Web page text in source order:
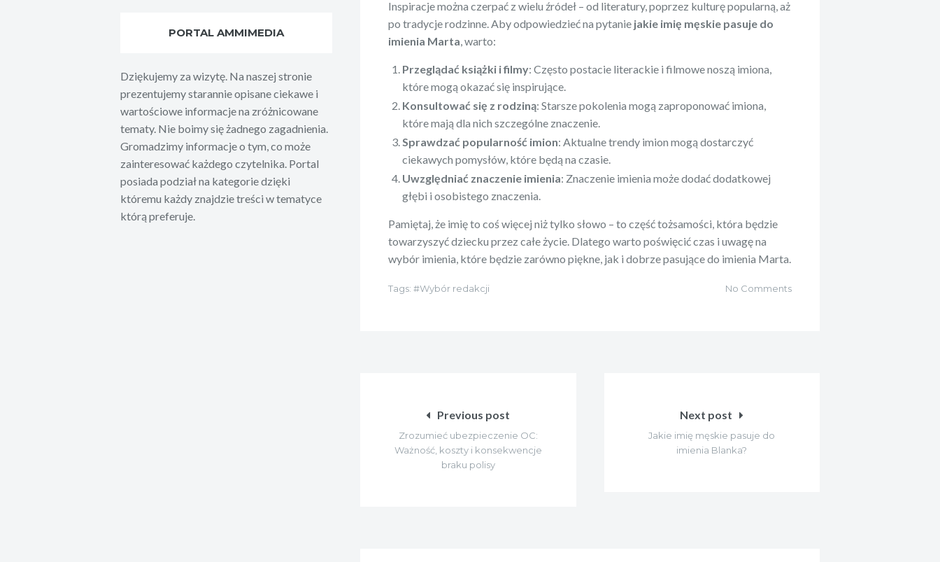
Inspiracje można czerpać z wielu źródeł – od literatury, poprzez kulturę popularną, aż
po tradycje rodzinne. Aby odpowiedzieć na pytanie jakie imię męskie pasuje do
imienia Marta, warto:
Przeglądać książki i filmy: Często postacie literackie i filmowe noszą imiona,
które mogą okazać się inspirujące.
Konsultować się z rodziną: Starsze pokolenia mogą zaproponować imiona,
które mają dla nich szczególne znaczenie.
Sprawdzać popularność imion: Aktualne trendy imion mogą dostarczyć
ciekawych pomysłów, które będą na czasie.
Uwzględniać znaczenie imienia: Znaczenie imienia może dodać dodatkowej
głębi i osobistego znaczenia.
Pamiętaj, że imię to coś więcej niż tylko słowo – to część tożsamości, która będzie
towarzyszyć dziecku przez całe życie. Dlatego warto poświęcić czas i uwagę na
wybór imienia, które będzie zarówno piękne, jak i dobrze pasujące do imienia Marta.
Tags: Wybór redakcji No Comments
Previous post
Zrozumieć ubezpieczenie OC:
Ważność, koszty i konsekwencje
braku polisy
Next post
Jakie imię męskie pasuje do
imienia Blanka?
PORTAL AMMIMEDIA
Dziękujemy za wizytę. Na naszej stronie
prezentujemy starannie opisane ciekawe i
wartościowe informacje na zróżnicowane
tematy. Nie boimy się żadnego zagadnienia.
Gromadzimy informacje o tym, co może
zainteresować każdego czytelnika. Portal
posiada podział na kategorie dzięki
któremu każdy znajdzie treści w tematyce
którą preferuje.